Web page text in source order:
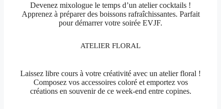
Devenez mixologue le temps d’un atelier cocktails !
Apprenez à préparer des boissons rafraîchissantes. Parfait
pour démarrer votre soirée EVJF.
ATELIER FLORAL
Laissez libre cours à votre créativité avec un atelier floral !
Composez vos accessoires coloré et emportez vos
créations en souvenir de ce week-end entre copines.